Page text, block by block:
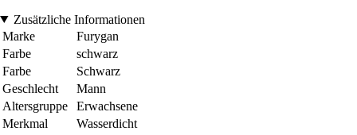
Zusätzliche Informationen
Marke
Furygan
Farbe
schwarz
Farbe
Schwarz
Geschlecht
Mann
Altersgruppe
Erwachsene
Merkmal
Wasserdicht